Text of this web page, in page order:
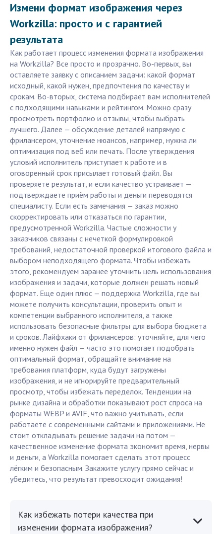
Измени формат изображения через
Workzilla: просто и с гарантией
результата
Как работает процесс изменения формата изображения
на Workzilla? Все просто и прозрачно. Во-первых, вы
оставляете заявку с описанием задачи: какой формат
исходный, какой нужен, предпочтения по качеству и
срокам. Во-вторых, система подбирает вам исполнителей
с подходящими навыками и рейтингом. Можно сразу
просмотреть портфолио и отзывы, чтобы выбрать
лучшего. Далее — обсуждение деталей напрямую с
фрилансером, уточнение нюансов, например, нужна ли
оптимизация под веб или печать. После утверждения
условий исполнитель приступает к работе и в
оговоренный срок присылает готовый файл. Вы
проверяете результат, и если качество устраивает —
подтверждаете приём работы и деньги переводятся
специалисту. Если есть замечания — заказ можно
скорректировать или отказаться по гарантии,
предусмотренной Workzilla. Частые сложности у
заказчиков связаны с нечеткой формулировкой
требований, недостаточной проверкой итогового файла и
выбором неподходящего формата. Чтобы избежать
этого, рекомендуем заранее уточнить цель использования
изображения и задачи, которые должен решать новый
формат. Еще один плюс — поддержка Workzilla, где вы
можете получить консультации, проверить опыт и
компетенции выбранного исполнителя, а также
использовать безопасные фильтры для выбора бюджета
и сроков. Лайфхаки от фрилансеров: уточняйте, для чего
именно нужен файл — часто это помогает подобрать
оптимальный формат, обращайте внимание на
требования платформ, куда будут загружены
изображения, и не игнорируйте предварительный
просмотр, чтобы избежать переделок. Тенденции на
рынке дизайна и обработки показывают рост спроса на
форматы WEBP и AVIF, что важно учитывать, если
работаете с современными сайтами и приложениями. Не
стоит откладывать решение задачи на потом —
качественное изменение формата экономит время, нервы
и деньги, а Workzilla помогает сделать этот процесс
лёгким и безопасным. Закажите услугу прямо сейчас и
убедитесь, что результат превосходит ожидания!
Как избежать потери качества при
изменении формата изображения?